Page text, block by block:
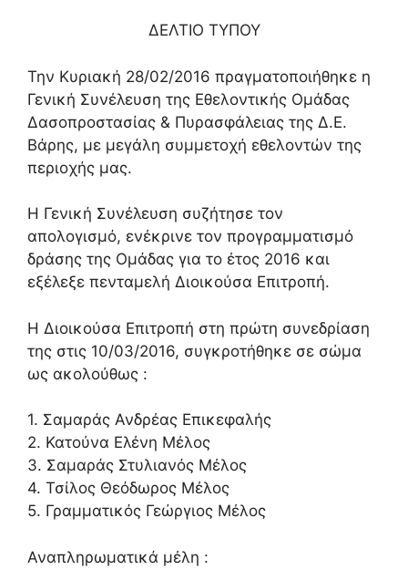
ΔΕΛΤΙΟ ΤΥΠΟΥ
Την Κυριακή 28/02/2016 πραγματοποιήθηκε η
Γενική Συνέλευση της Εθελοντικής Ομάδας
Δασοπροστασίας & Πυρασφάλειας της Δ.Ε.
Βάρης, με μεγάλη συμμετοχή εθελοντών της
περιοχής μας.
Η Γενική Συνέλευση συζήτησε τον
απολογισμό, ενέκρινε τον προγραμματισμό
δράσης της Ομάδας για το έτος 2016 και
εξέλεξε πενταμελή Διοικούσα Επιτροπή.
Η Διοικούσα Επιτροπή στη πρώτη συνεδρίαση
της στις 10/03/2016, συγκροτήθηκε σε σώμα
ως ακολούθως :
1. Σαμαράς Ανδρέας Επικεφαλής
2. Κατούνα Ελένη Μέλος
3. Σαμαράς Στυλιανός Μέλος
4. Τσίλος Θεόδωρος Μέλος
5. Γραμματικός Γεώργιος Μέλος
Αναπληρωματικά μέλη :